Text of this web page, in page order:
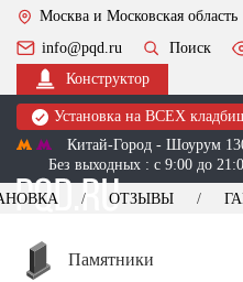
Москва и Московская область
info@pqd.ru
Поиск
Конструктор
Установка на ВСЕХ
Китай-Город - Шоурум
Без выходных : с 9:00 до
+7 (495) 518-44-23
ОТЗЫВЫ
Памятники